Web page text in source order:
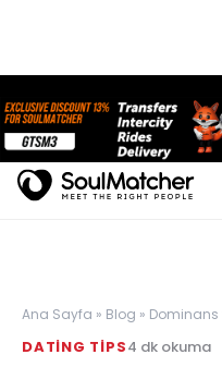
Ana Sayfa » Blog » Dominans
DATING TIPS4 dk okuma